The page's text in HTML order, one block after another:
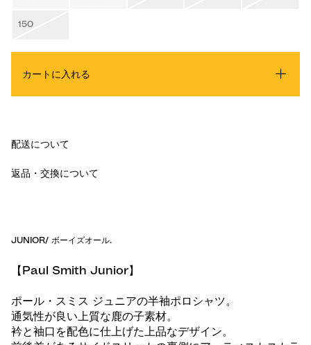
150
カートに入れる
配送について
返品・交換について
JUNIOR/ ボーイズオール.
【Paul Smith Junior】
ポール・スミス ジュニアの半袖ポロシャツ。
通気性が良い上質な鹿の子素材。
衿と袖口を配色に仕上げた上品なデザイン。